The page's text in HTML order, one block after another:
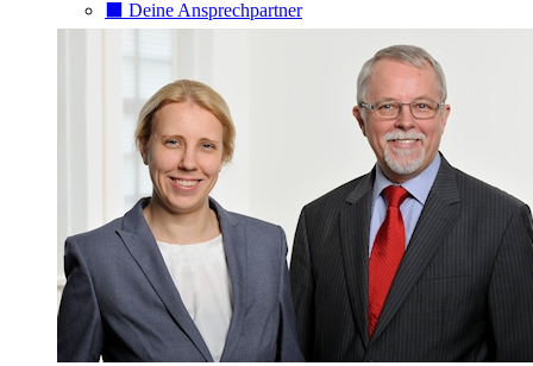
⬛️ Deine Ansprechpartner